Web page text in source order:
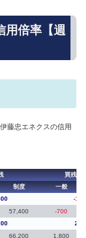
用倍率【週
藤忠エネクスの信用
買残（
制度 一般
-
57,400 -700
66,200 1,800